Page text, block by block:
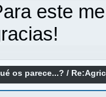
este
os parece...? /